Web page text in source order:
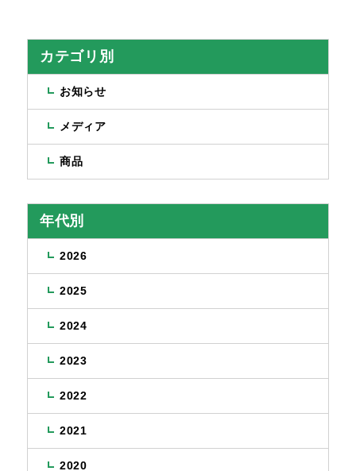
カテゴリ別
お知らせ
メディア
商品
年代別
2026
2025
2024
2023
2022
2021
2020